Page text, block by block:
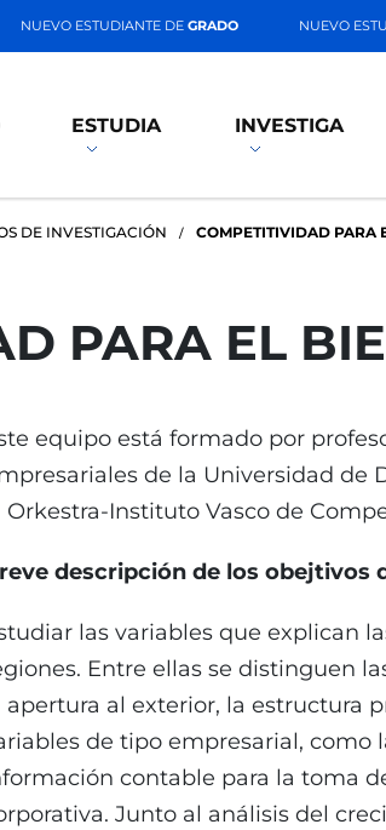
NUEVO ESTUDIANTE DEGRADO NUEVO
ESTUDIA INVESTIGA
DE INVESTIGACIÓN COMPETITIVIDAD PARA
PARA EL
equipo está formado por
de la Universidad de
Orkestra-Instituto Vasco de
descripción de los obejtivos
las variables que explican
Entre ellas se distinguen
apertura al exterior, la estructura
de tipo empresarial, como
contable para la toma
Junto al análisis del